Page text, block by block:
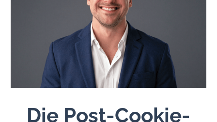
Die Post-Cookie-